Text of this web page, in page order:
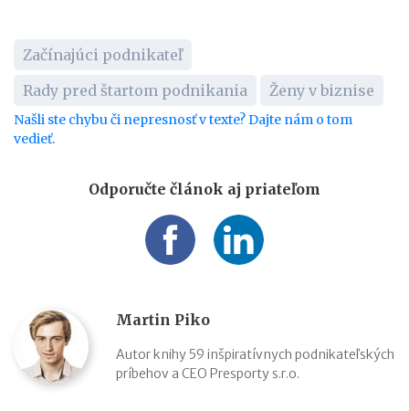
Začínajúci podnikateľ
Rady pred štartom podnikania
Ženy v biznise
Našli ste chybu či nepresnosť v texte? Dajte nám o tom
vedieť.
Odporučte článok aj priateľom
Martin Piko
Autor knihy 59 inšpiratívnych podnikateľských
príbehov a CEO Presporty s.r.o.